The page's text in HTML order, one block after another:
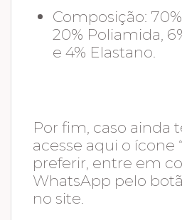
Composição:
20% Poliamida,
e 4% Elastano.
Por fim, caso ainda
acesse aqui o ícone “
preferir, entre em
WhatsApp pelo
no site.